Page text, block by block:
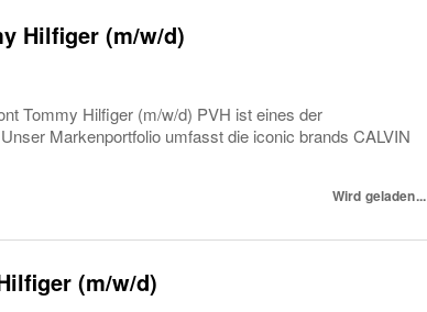
Hilfiger (m/w/d)
Tommy Hilfiger (m/w/d) PVH ist eines der
Markenportfolio umfasst die iconic brands CALVIN
Wird geladen...
(m/w/d)